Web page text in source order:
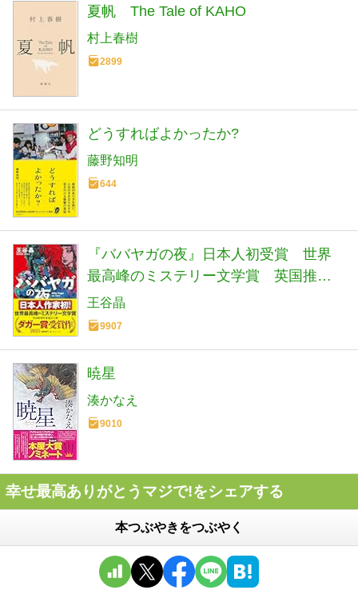
夏帆 The Tale of KAHO
村上春樹
2899
どうすればよかったか?
藤野知明
644
『ババヤガの夜』日本人初受賞 世界
最高峰のミステリー文学賞 英国推理
作家協会賞(ダガー賞） (河出文庫 お 46-
1)
王谷晶
9907
暁星
湊かなえ
9010
幸せ最高ありがとうマジで!をシェアする
本つぶやきをつぶやく